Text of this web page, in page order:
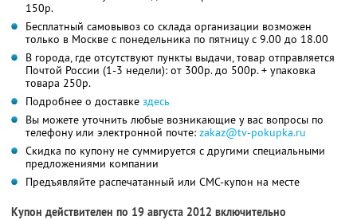
150р.
Бесплатный самовывоз со склада организации возможен
только в Москве с понедельника по пятницу с 9.00 до 18.00
В города, где отсутствуют пункты выдачи, товар отправляется
Почтой России (1-3 недели): от 300р. до 500р. + упаковка
товара 250р.
Подробнее о доставке здесь
Вы можете уточнить любые возникающие у вас вопросы по
телефону или электронной почте: zakaz@tv-pokupka.ru
Скидка по купону не суммируется с другими специальными
предложениями компании
Предъявляйте распечатанный или СМС-купон на месте
Купон действителен по 19 августа 2012 включительно